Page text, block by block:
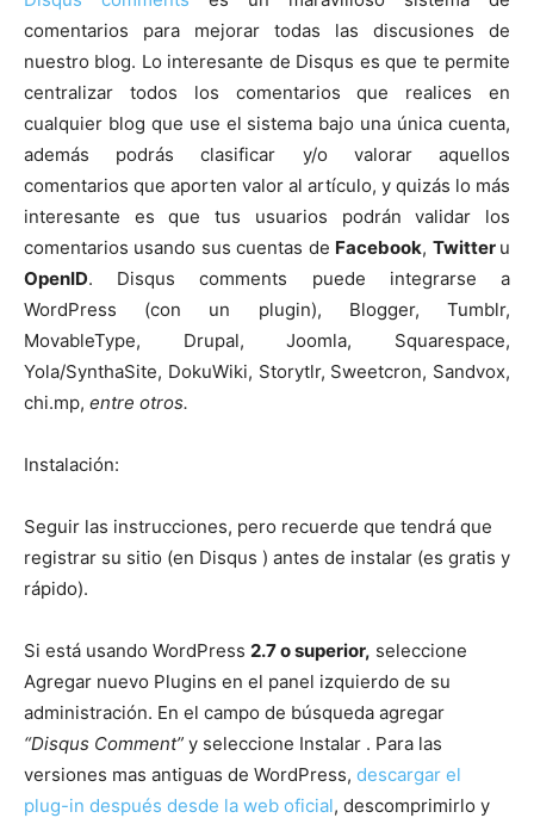
comentarios para mejorar todas las discusiones de
nuestro blog. Lo interesante de Disqus es que te permite
centralizar todos los comentarios que realices en
cualquier blog que use el sistema bajo una única cuenta,
además podrás clasificar y/o valorar aquellos
comentarios que aporten valor al artículo, y quizás lo más
interesante es que tus usuarios podrán validar los
comentarios usando sus cuentas de Facebook, Twitter u
OpenID. Disqus comments puede integrarse a
WordPress (con un plugin), Blogger, Tumblr,
MovableType, Drupal, Joomla, Squarespace,
Yola/SynthaSite, DokuWiki, Storytlr, Sweetcron, Sandvox,
chi.mp, entre otros.
Instalación:
Seguir las instrucciones, pero recuerde que tendrá que
registrar su sitio (en Disqus ) antes de instalar (es gratis y
rápido).
Si está usando WordPress 2.7 o superior, seleccione
Agregar nuevo Plugins en el panel izquierdo de su
administración. En el campo de búsqueda agregar
“Disqus Comment” y seleccione Instalar . Para las
versiones mas antiguas de WordPress, descargar el
plug-in después desde la web oficial, descomprimirlo y